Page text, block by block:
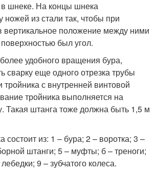
шнеке. На концы шнека
из стали так, чтобы при
вертикальное положение между ними
был угол.
удобного вращения бура,
сварку еще одного отрезка трубы
с внутренней винтовой
тройника выполняется на
Такая штанга тоже должна быть 1,5 м
состоит из: 1 – бура; 2 – воротка; 3 –
штанги; 5 – муфты; б – треноги;
9 – зубчатого колеса.